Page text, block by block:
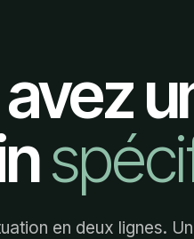
en deux lignes.